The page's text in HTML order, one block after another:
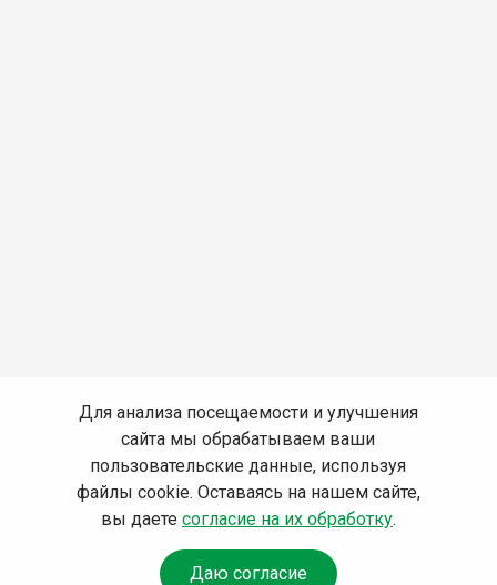
Для анализа посещаемости и улучшения
сайта мы обрабатываем ваши
пользовательские данные, используя
файлы cookie. Оставаясь на нашем сайте,
вы даете согласие на их обработку.
Даю согласие